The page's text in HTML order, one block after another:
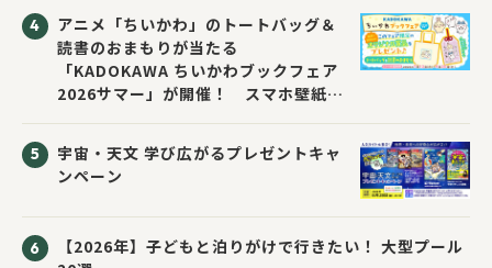
アニメ「ちいかわ」のトートバッグ＆
読書のおまもりが当たる
「KADOKAWA ちいかわブックフェア
2026サマー」が開催！ スマホ壁紙は
宇宙・天文 学び広がるプレゼントキャ
ンペーン
【2026年】子どもと泊りがけで行きたい！ 大型プール